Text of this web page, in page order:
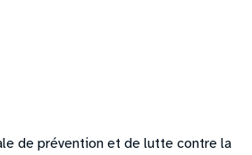
de prévention et de lutte contre la